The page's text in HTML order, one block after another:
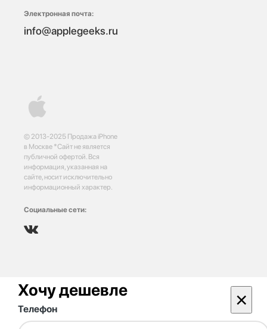
© 2013-2025 Продажа iPhone
в Москве *Сайт не является
публичной офертой. Вся
информация, указанная на
сайте, носит исключительно
информационный характер.
Социальные сети:
Электронная почта:
info@applegeeks.ru
Хочу дешевле ×
Телефон